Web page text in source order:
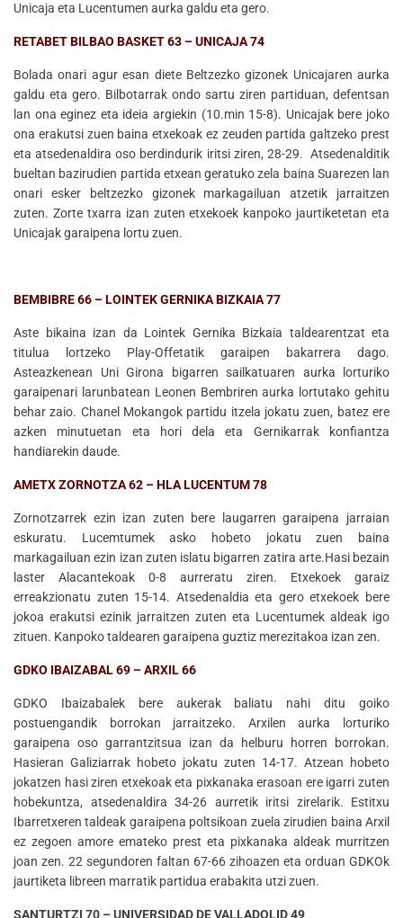
Unicaja eta Lucentumen aurka galdu eta gero.
RETABET BILBAO BASKET 63 – UNICAJA 74
Bolada onari agur esan diete Beltzezko gizonek Unicajaren aurka
galdu eta gero. Bilbotarrak ondo sartu ziren partiduan, defentsan
lan ona eginez eta ideia argiekin (10.min 15-8). Unicajak bere joko
ona erakutsi zuen baina etxekoak ez zeuden partida galtzeko prest
eta atsedenaldira oso berdindurik iritsi ziren, 28-29. Atsedenalditik
bueltan bazirudien partida etxean geratuko zela baina Suarezen lan
onari esker beltzezko gizonek markagailuan atzetik jarraitzen
zuten. Zorte txarra izan zuten etxekoek kanpoko jaurtiketetan eta
Unicajak garaipena lortu zuen.
BEMBIBRE 66 – LOINTEK GERNIKA BIZKAIA 77
Aste bikaina izan da Lointek Gernika Bizkaia taldearentzat eta
titulua lortzeko Play-Offetatik garaipen bakarrera dago.
Asteazkenean Uni Girona bigarren sailkatuaren aurka lorturiko
garaipenari larunbatean Leonen Bembriren aurka lortutako gehitu
behar zaio. Chanel Mokangok partidu itzela jokatu zuen, batez ere
azken minutuetan eta hori dela eta Gernikarrak konfiantza
handiarekin daude.
AMETX ZORNOTZA 62 – HLA LUCENTUM 78
Zornotzarrek ezin izan zuten bere laugarren garaipena jarraian
eskuratu. Lucemtumek asko hobeto jokatu zuen baina
markagailuan ezin izan zuten islatu bigarren zatira arte.Hasi bezain
laster Alacantekoak 0-8 aurreratu ziren. Etxekoek garaiz
erreakzionatu zuten 15-14. Atsedenaldia eta gero etxekoek bere
jokoa erakutsi ezinik jarraitzen zuten eta Lucentumek aldeak igo
zituen. Kanpoko taldearen garaipena guztiz merezitakoa izan zen.
GDKO IBAIZABAL 69 – ARXIL 66
GDKO Ibaizabalek bere aukerak baliatu nahi ditu goiko
postuengandik borrokan jarraitzeko. Arxilen aurka lorturiko
garaipena oso garrantzitsua izan da helburu horren borrokan.
Hasieran Galiziarrak hobeto jokatu zuten 14-17. Atzean hobeto
jokatzen hasi ziren etxekoak eta pixkanaka erasoan ere igarri zuten
hobekuntza, atsedenaldira 34-26 aurretik iritsi zirelarik. Estitxu
Ibarretxeren taldeak garaipena poltsikoan zuela zirudien baina Arxil
ez zegoen amore emateko prest eta pixkanaka aldeak murritzen
joan zen. 22 segundoren faltan 67-66 zihoazen eta orduan GDKOk
jaurtiketa libreen marratik partidua erabakita utzi zuen.
SANTURTZI 70 – UNIVERSIDAD DE VALLADOLID 49